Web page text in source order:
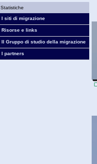
Statistiche
I siti di migrazione
Risorse e links
Il Gruppo di studio della migrazione
I partners